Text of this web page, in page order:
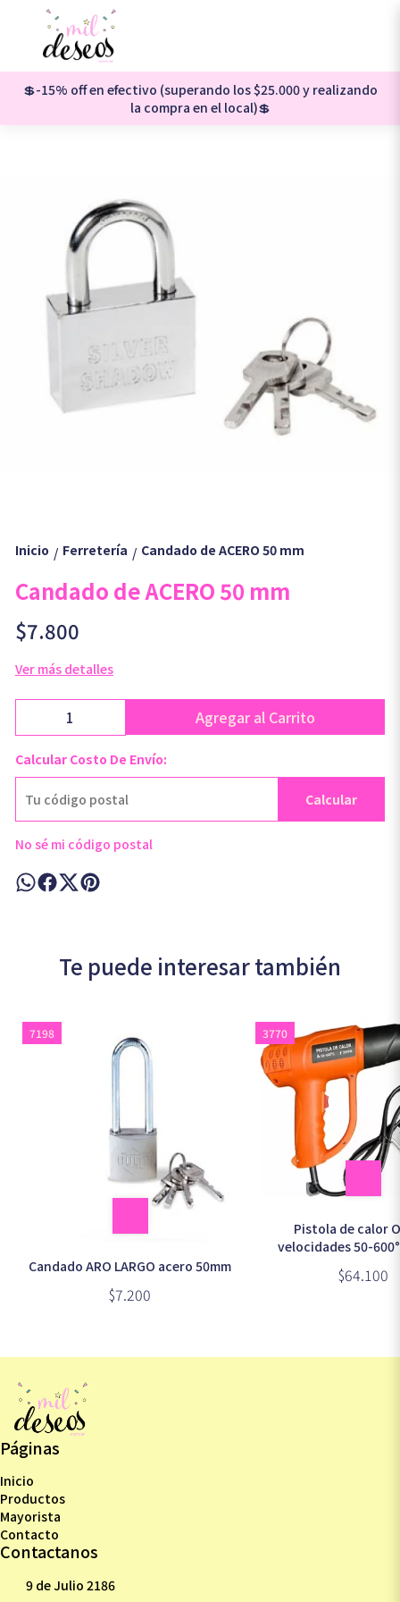
💲-15% off en efectivo (superando los $25.000 y realizando
la compra en el local)💲
Inicio / Ferretería / Candado de ACERO 50 mm
Candado de ACERO 50 mm
$7.800
Ver más detalles
Agregar al Carrito
Calcular Costo De Envío:
Calcular
No sé mi código postal
Te puede interesar también
7198
Candado ARO LARGO acero 50mm
$7.200
3770
Pistola de calor
velocidades 50-
$64.100
Páginas
Inicio
Productos
Mayorista
Contacto
Contactanos
9 de Julio 2186